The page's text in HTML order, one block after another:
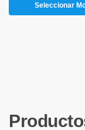
Seleccionar